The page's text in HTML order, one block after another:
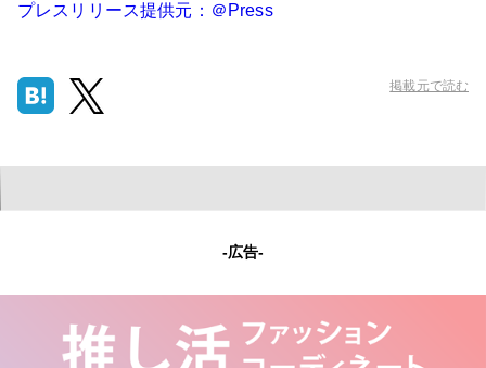
プレスリリース提供元：＠Press
掲載元で読む
-広告-